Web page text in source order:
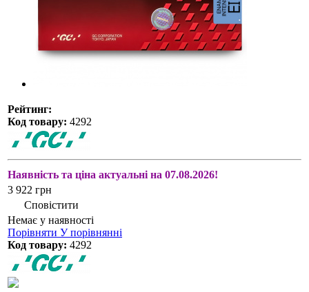
Рейтинг:
Код товару: 4292
Наявність та ціна актуальні на 07.08.2026!
3 922 грн
Сповістити
Немає у наявності
Порівняти У порівнянні
Код товару: 4292